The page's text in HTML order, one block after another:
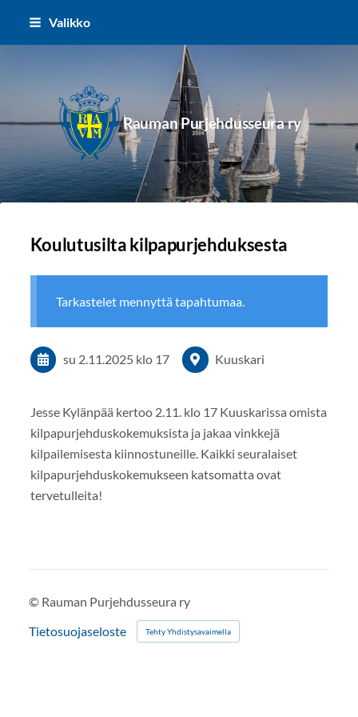
Siirry
Valikko
Rauman Purjehdusseura ry
Koulutusilta kilpapurjehduksesta
Tarkastelet mennyttä tapahtumaa.
su 2.11.2025 klo 17 Kuuskari
Jesse Kylänpää kertoo 2.11. klo 17 Kuuskarissa omista
kilpapurjehduskokemuksista ja jakaa vinkkejä
kilpailemisesta kiinnostuneille. Kaikki seuralaiset
kilpapurjehduskokemukseen katsomatta ovat
tervetulleita!
© Rauman Purjehdusseura ry
Tietosuojaseloste
Tehty Yhdistysavaimella